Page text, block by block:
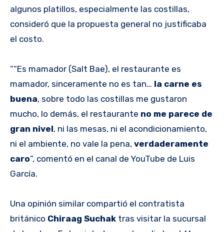
algunos platillos, especialmente las costillas,
consideró que la propuesta general no justificaba
el costo.
““Es mamador (Salt Bae), el restaurante es
mamador, sinceramente no es tan… la carne es
buena, sobre todo las costillas me gustaron
mucho, lo demás, el restaurante no me parece de
gran nivel, ni las mesas, ni el acondicionamiento,
ni el ambiente, no vale la pena, verdaderamente
caro”, comentó en el canal de YouTube de Luis
García.
Una opinión similar compartió el contratista
británico Chiraag Suchak tras visitar la sucursal